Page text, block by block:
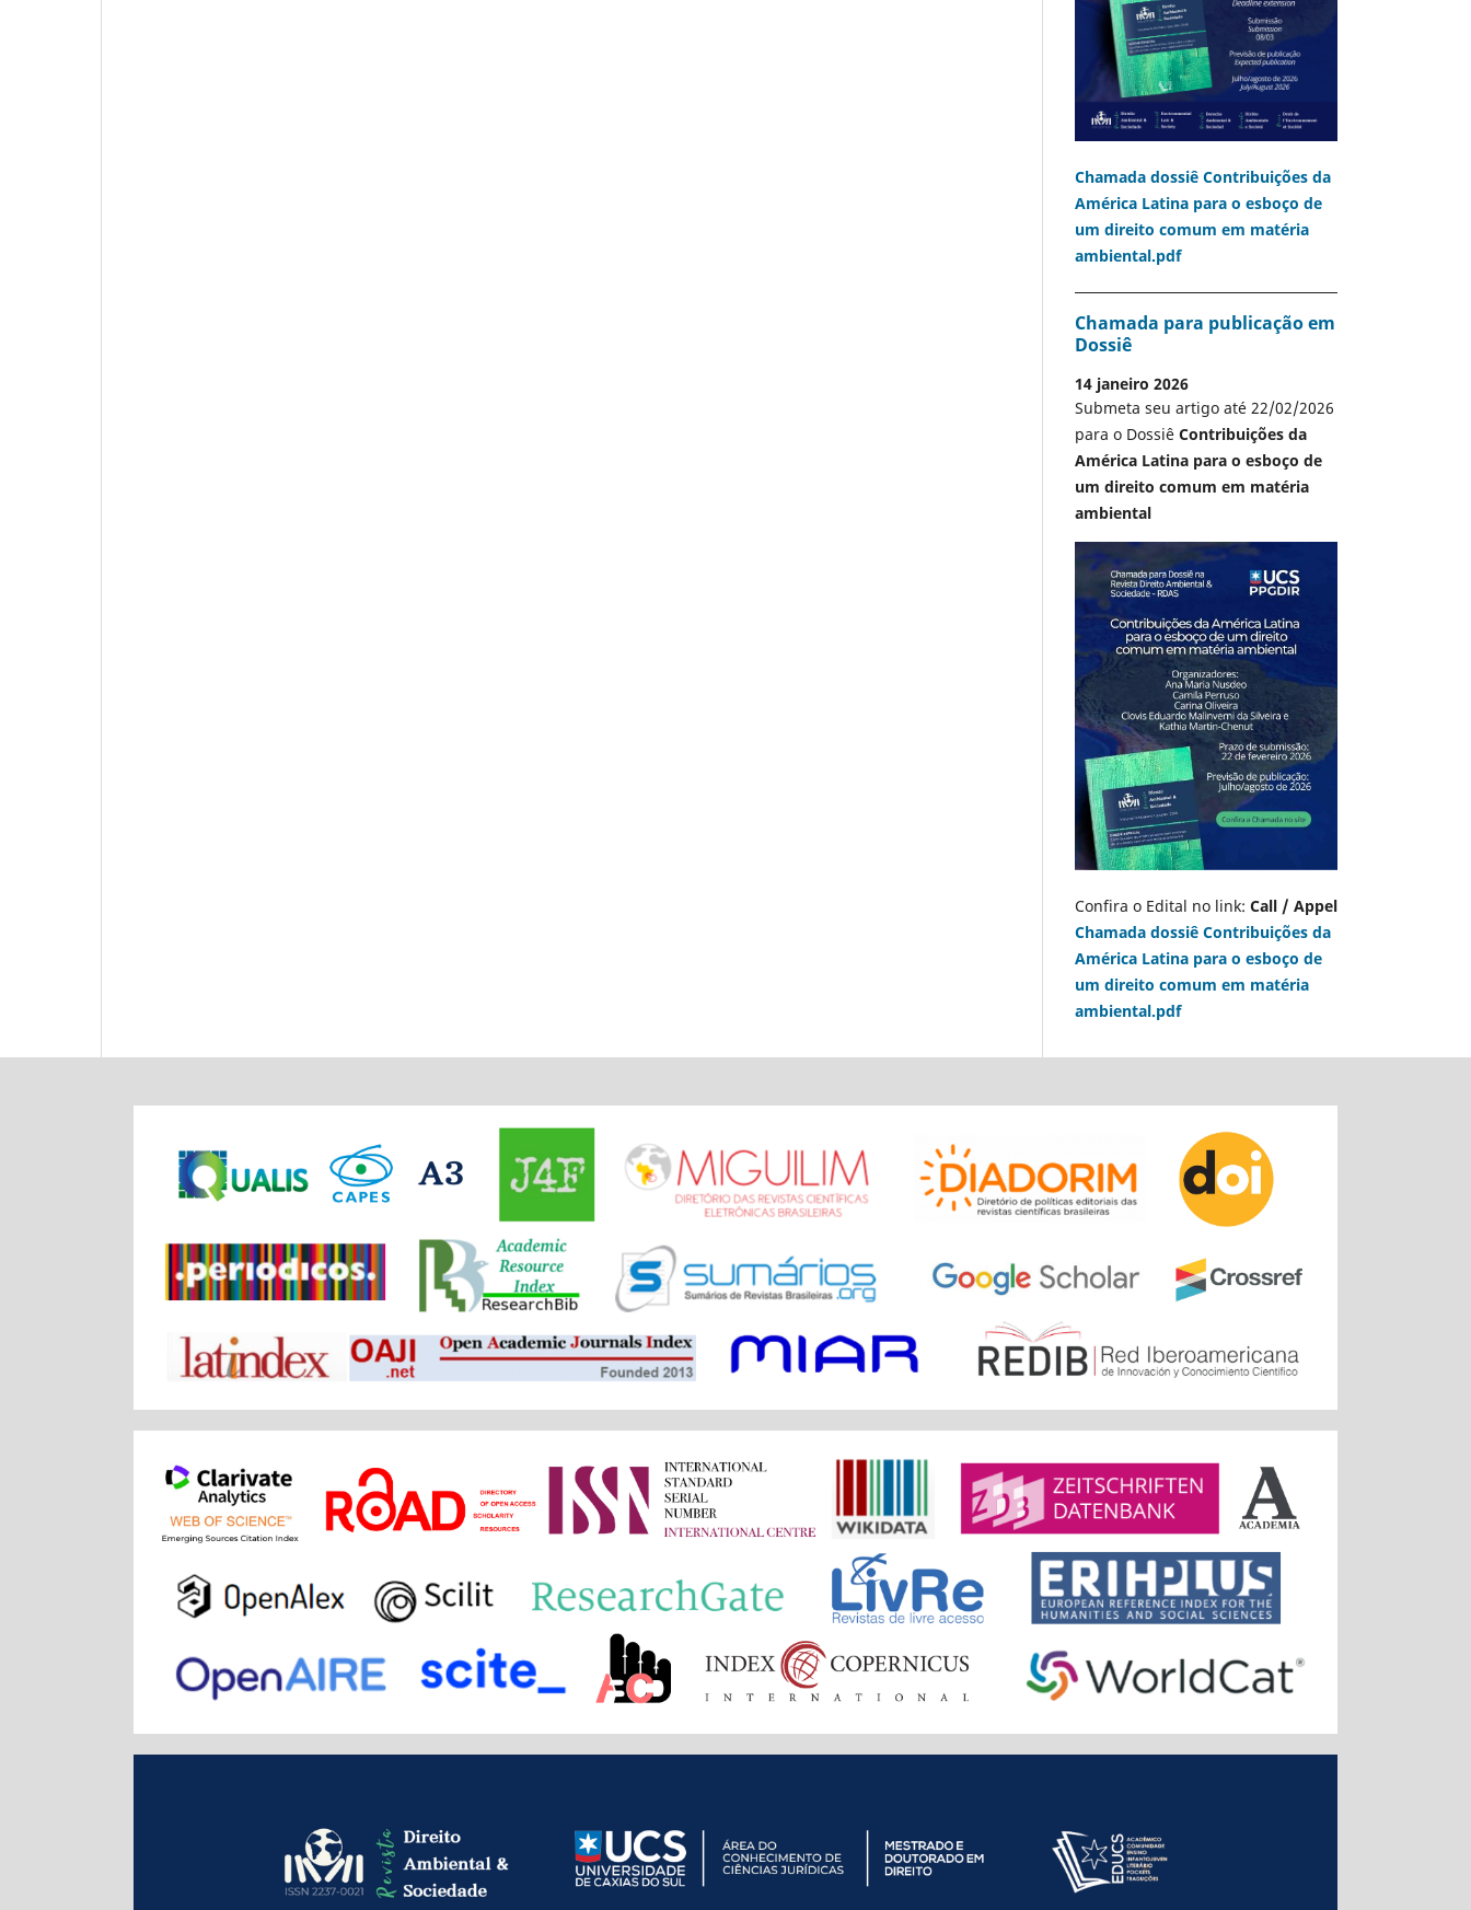
Chamada dossiê Contribuições da
América Latina para o esboço de
um direito comum em matéria
ambiental.pdf
Chamada para publicação em
Dossiê
14 janeiro 2026
Submeta seu artigo até 22/02/2026
para o Dossiê Contribuições da
América Latina para o esboço de
um direito comum em matéria
ambiental
Confira o Edital no link: Call / Appel
Chamada dossiê Contribuições da
América Latina para o esboço de
um direito comum em matéria
ambiental.pdf